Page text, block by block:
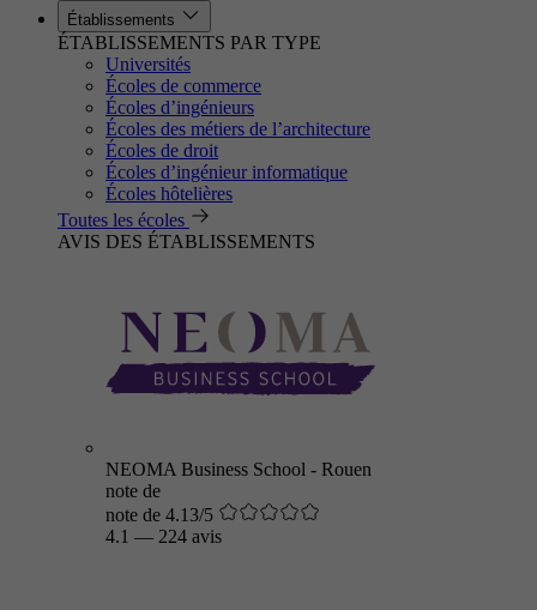
Établissements
ÉTABLISSEMENTS PAR TYPE
Universités
Écoles de commerce
Écoles d’ingénieurs
Écoles des métiers de l’architecture
Écoles de droit
Écoles d’ingénieur informatique
Écoles hôtelières
Toutes les écoles
AVIS DES ÉTABLISSEMENTS
NEOMA Business School - Rouen
note de
note de 4.13/5
4.1 — 224 avis